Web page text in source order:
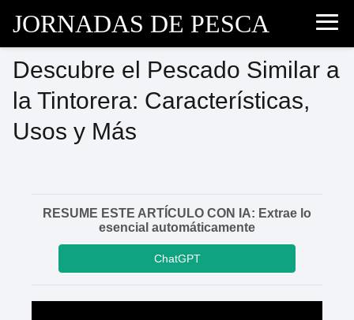
JORNADAS DE PESCA
Descubre el Pescado Similar a
la Tintorera: Características,
Usos y Más
RESUME ESTE ARTÍCULO CON IA: Extrae lo
esencial automáticamente
ChatGPT